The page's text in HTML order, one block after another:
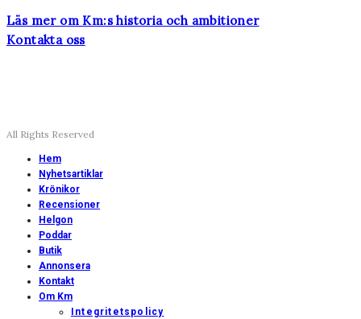
Läs mer om Km:s historia och ambitioner
Kontakta oss
All Rights Reserved
Hem
Nyhetsartiklar
Krönikor
Recensioner
Helgon
Poddar
Butik
Annonsera
Kontakt
Om Km
Integritetspolicy